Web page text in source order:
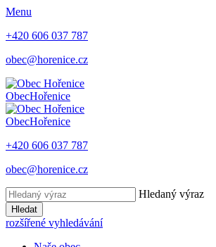
Menu
+420 606 037 787
obec@horenice.cz
ObecHořenice
ObecHořenice
+420 606 037 787
obec@horenice.cz
Hledaný výraz
Hledat
rozšířené vyhledávání